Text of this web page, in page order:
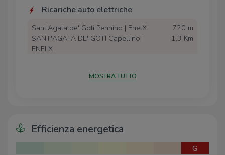
Ricariche auto elettriche
Sant'Agata de' Goti Pennino | EnelX
720 m
SANT'AGATA DE' GOTI Capellino |
ENELX
1,3 Km
Scuola elementare
Istituto Scientifico A.M. de' Liguori
770 m
MOSTRA TUTTO
Efficienza energetica
G